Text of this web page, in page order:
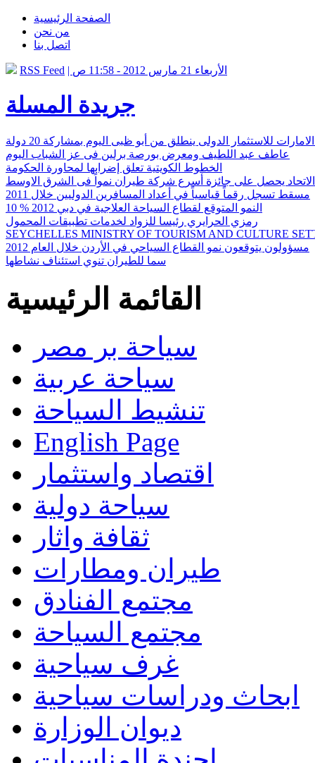
الصفحة الرئيسية
من نحن
اتصل بنا
RSS Feed | الأربعاء 21 مارس 2012 - 11:58 ص
جريدة المسلة
للاستثمار الدولى ينطلق من أبو ظبى اليوم بمشاركة 20 دولة
عاطف عبد اللطيف ومعرض بورصة برلين فى عز الشباب اليوم
الخطوط الكويتية تعلق إضرابها لمحاورة الحكومة
يحصل على جائزة أسرع شركة طيران نمواً فى الشرق الاوسط
مسقط تسجل رقماً قياسياً في أعداد المسافرين الدوليين خلال 2011
10 % النمو المتوقع لقطاع السياحة العلاجية في دبي 2012
رمزي الحرايري رئيسا للزواد لخدمات تطبيقات المحمول
SEYCHELLES MINISTRY OF TOURISM AND CULTURE
مسؤولون يتوقعون نمو القطاع السياحي في الأردن خلال العام 2012
سما للطيران تنوي استئناف نشاطها
القائمة الرئيسية
سياحة بر مصر
سياحة عربية
تنشيط السياحة
English Page
اقتصاد واستثمار
سياحة دولية
ثقافة واثار
طيران ومطارات
مجتمع الفنادق
مجتمع السياحة
غرف سياحية
ابحاث ودراسات سياحية
ديوان الوزارة